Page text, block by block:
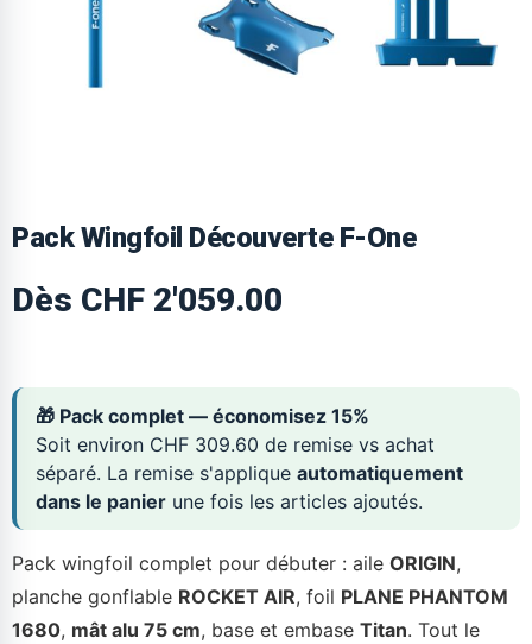
Pack Wingfoil Découverte F-One
Dès CHF 2'059.00
🎁 Pack complet — économisez 15%
Soit environ CHF 309.60 de remise vs achat
séparé. La remise s'applique automatiquement
dans le panier une fois les articles ajoutés.
Pack wingfoil complet pour débuter : aile ORIGIN,
planche gonflable ROCKET AIR, foil PLANE PHANTOM
1680, mât alu 75 cm, base et embase Titan. Tout le